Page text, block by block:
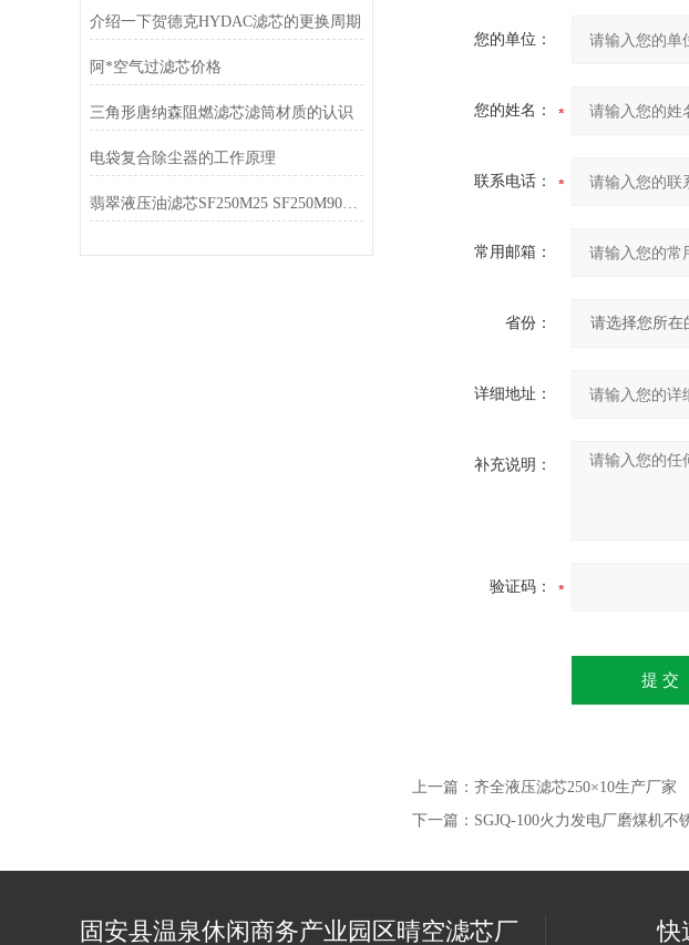
介绍一下贺德克HYDAC滤芯的更换周期
阿*空气过滤芯价格
三角形唐纳森阻燃滤芯滤筒材质的认识
电袋复合除尘器的工作原理
翡翠液压油滤芯SF250M25 SF250M90型号表
您的单位：
您的姓名：
联系电话：
常用邮箱：
省份：
详细地址：
补充说明：
验证码：
上一篇： 齐全液压滤芯250×10生产厂家
下一篇： SGJQ‑100火力发电厂磨煤机不
固安县温泉休闲商务产业园区晴空滤芯厂 快